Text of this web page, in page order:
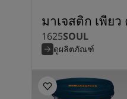
มาเจสติก เพียว
1625SOUL
ดูผลิตภัณฑ์